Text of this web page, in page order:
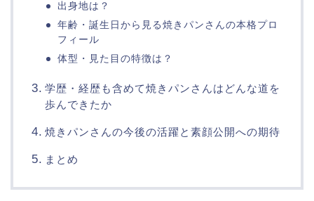
出身地は？
年齢・誕生日から見る焼きパンさんの本格プロ
フィール
体型・見た目の特徴は？
学歴・経歴も含めて焼きパンさんはどんな道を
歩んできたか
焼きパンさんの今後の活躍と素顔公開への期待
まとめ